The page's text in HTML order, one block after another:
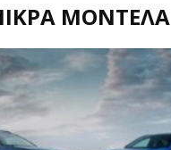
ΜΟΝΤΈΛΑ